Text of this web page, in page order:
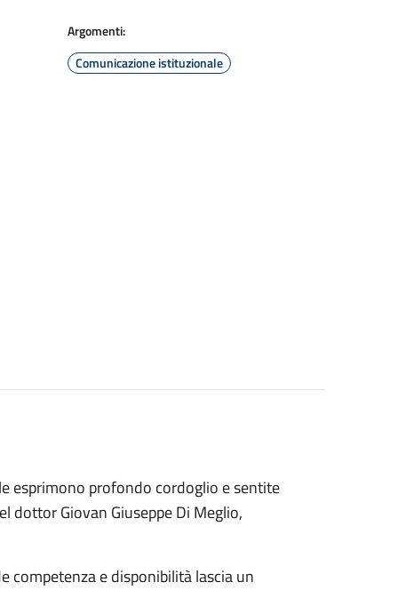
Argomenti:
Comunicazione istituzionale
esprimono profondo cordoglio e sentite
dottor Giovan Giuseppe Di Meglio,
competenza e disponibilità lascia un